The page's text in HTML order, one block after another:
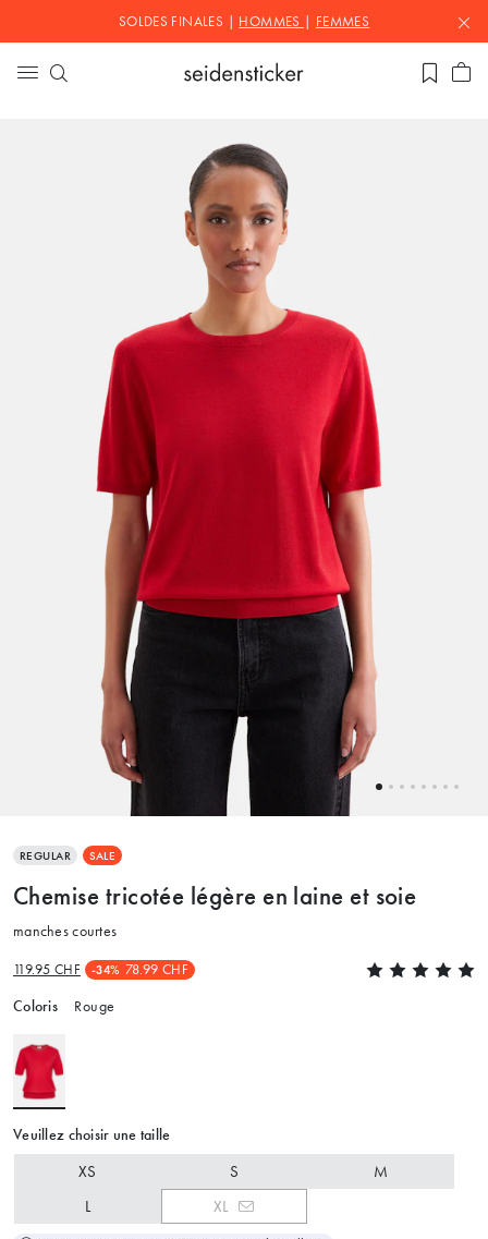
SOLDES FINALES | HOMMES FEMMES
REGULAR SALE
Chemise tricotée légère en laine et soie
manches courtes
119.95 CHF -34% 78.99 CHF
Coloris Rouge
Veuillez choisir une taille
XS S
M
L
XL